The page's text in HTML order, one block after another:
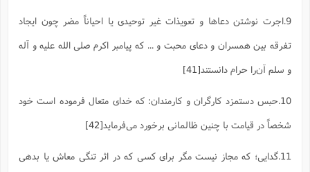
9.اجرت نوشتن دعاها و تعویذات غیر توحیدی یا احیاناً مضر چون ایجاد
تفرقه بین همسران و دعای محبت و ... که پیامبر اکرم صلی الله علیه و آله
و سلم آن‌را حرام دانستند[41]
10.حبس دستمزد کارگران و کارمندان: که خدای متعال فرموده است خود
شخصاً در قیامت با چنین ظالمانی برخورد می‌فرماید[42]
11.گدایی؛ که مجاز نیست مگر برای کسی که در اثر تنگی معاش یا بدهی